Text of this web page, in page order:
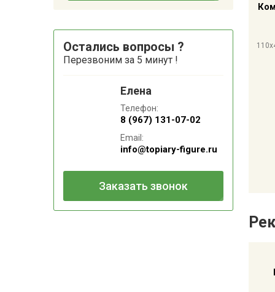
Остались вопросы ?
Перезвоним за 5 минут !
Елена
Телефон:
8 (967) 131-07-02
Email:
info@topiary-figure.ru
Заказать звонок